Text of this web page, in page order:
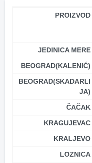
PROIZVOD
JEDINICA MERE
BEOGRAD(KALENIĆ)
BEOGRAD(SKADARLI
JA)
ČAČAK
KRAGUJEVAC
KRALJEVO
LOZNICA